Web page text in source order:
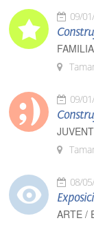
09/
FAMILIA
09/
08/
ARTE /